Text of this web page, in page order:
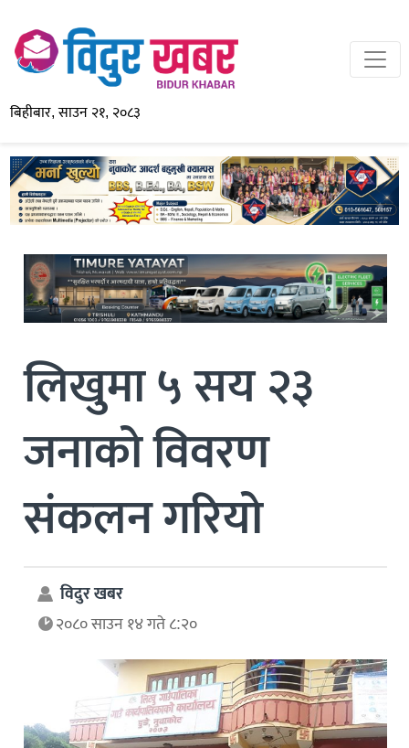
बिहीबार, साउन २१, २०८३
लिखुमा ५ सय २३
जनाको विवरण
संकलन गरियो
विदुर खबर
२०८० साउन १४ गते ८:२०